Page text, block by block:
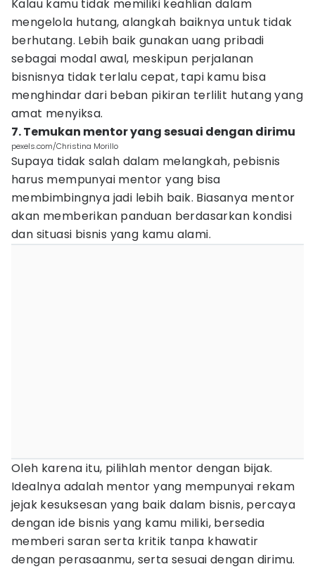
Kalau kamu tidak memiliki keahlian dalam
mengelola hutang, alangkah baiknya untuk tidak
berhutang. Lebih baik gunakan uang pribadi
sebagai modal awal, meskipun perjalanan
bisnisnya tidak terlalu cepat, tapi kamu bisa
menghindar dari beban pikiran terlilit hutang yang
amat menyiksa.
7. Temukan mentor yang sesuai dengan dirimu
pexels.com/Christina Morillo
Supaya tidak salah dalam melangkah, pebisnis
harus mempunyai mentor yang bisa
membimbingnya jadi lebih baik. Biasanya mentor
akan memberikan panduan berdasarkan kondisi
dan situasi bisnis yang kamu alami.
Oleh karena itu, pilihlah mentor dengan bijak.
Idealnya adalah mentor yang mempunyai rekam
jejak kesuksesan yang baik dalam bisnis, percaya
dengan ide bisnis yang kamu miliki, bersedia
memberi saran serta kritik tanpa khawatir
dengan perasaanmu, serta sesuai dengan dirimu.